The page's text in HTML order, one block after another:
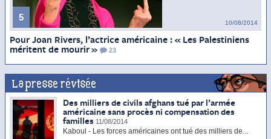
5
10/08/2014
Pour Joan Rivers, l’actrice américaine : « Les Palestiniens
méritent de mourir »
23
La presse révisée
Des milliers de civils afghans tué par l’armée
américaine sans procès ni compensation des
familles 11/08/2014
Kaboul - Les forces américaines ont tué des milliers de...